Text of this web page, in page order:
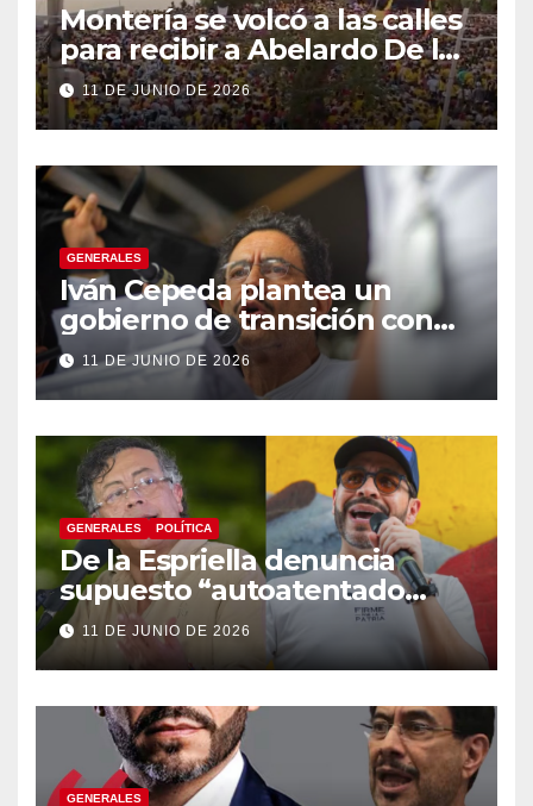
Montería se volcó a las calles
para recibir a Abelardo De la
Espriella
11 DE JUNIO DE 2026
GENERALES
Iván Cepeda plantea un
gobierno de transición con
énfasis en el empalme
institucional y una eventual
constituyente
11 DE JUNIO DE 2026
GENERALES POLÍTICA
De la Espriella denuncia
supuesto “autoatentado
legislativo” tras decisión de
suspender provisionalmente
a Petro
11 DE JUNIO DE 2026
GENERALES